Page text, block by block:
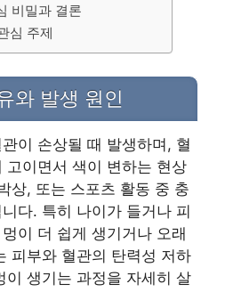
비밀과 결론
심 주제
와 발생 원인
이 손상될 때 발생하며, 혈
고이면서 색이 변하는 현상
상, 또는 스포츠 활동 중 충
다. 특히 나이가 들거나 피
이 더 쉽게 생기거나 오래
피부와 혈관의 탄력성 저하
이 생기는 과정을 자세히 살